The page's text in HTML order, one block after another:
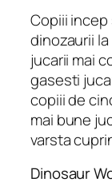
Copiii incep
dinozaurii
jucarii mai
gasesti
copiii de
mai bune
varsta
Dinosaur